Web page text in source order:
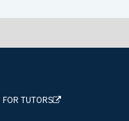
FOR TUTORS